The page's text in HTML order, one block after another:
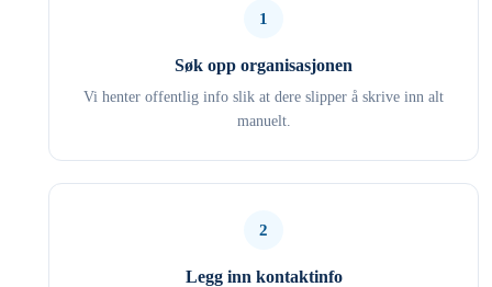
1
Søk opp organisasjonen
Vi henter offentlig info slik at dere slipper å skrive inn alt
manuelt.
2
Legg inn kontaktinfo